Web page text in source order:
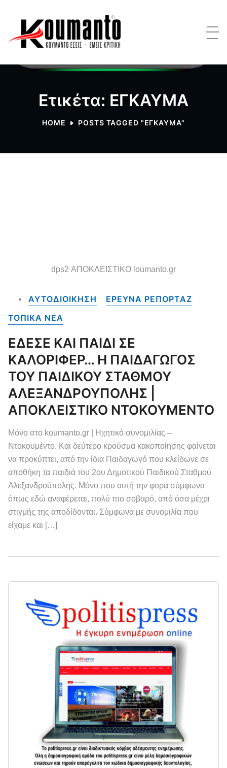
Ετικέτα: ΕΓΚΑΥΜΑ
HOME POSTS TAGGED "ΕΓΚΑΥΜΑ"
dps2 ΑΠΟΚΛΕΙΣΤΙΚΟ loumanto.gr
ΑΥΤΟΔΙΟΙΚΗΣΗ
ΕΡΕΥΝΑ ΡΕΠΟΡΤΑΖ
ΤΟΠΙΚΑ NEA
ΕΔΕΣΕ ΚΑΙ ΠΑΙΔΙ ΣΕ
ΚΑΛΟΡΙΦΕΡ… Η ΠΑΙΔΑΓΩΓΟΣ
ΤΟΥ ΠΑΙΔΙΚΟΥ ΣΤΑΘΜΟΥ
ΑΛΕΞΑΝΔΡΟΥΠΟΛΗΣ |
ΑΠΟΚΛΕΙΣΤΙΚΟ ΝΤΟΚΟΥΜΕΝΤΟ
Μόνο στο koumanto.gr | Ηχητικό συνομιλίας –
Ντοκουμέντο. Και δεύτερο κρούσμα κακοποίησης φαίνεται
να προκύπτει, από την ίδια Παιδαγωγό που κλείδωνε σε
αποθήκη τα παιδιά του 2ου Δημοτικού Παιδικού Σταθμού
Αλεξανδρούπολης. Μόνο που αυτή την φορά σύμφωνα
όπως εδώ αναφέρεται, πολύ πιο σοβαρό, από όσα μέχρι
στιγμής της αποδίδονται. Σύμφωνα με συνομιλία που
είχαμε και […]